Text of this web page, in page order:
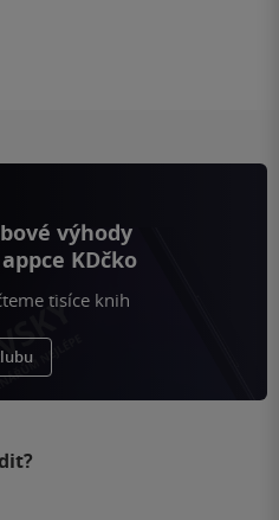
výhody
KDčko
tisíce knih